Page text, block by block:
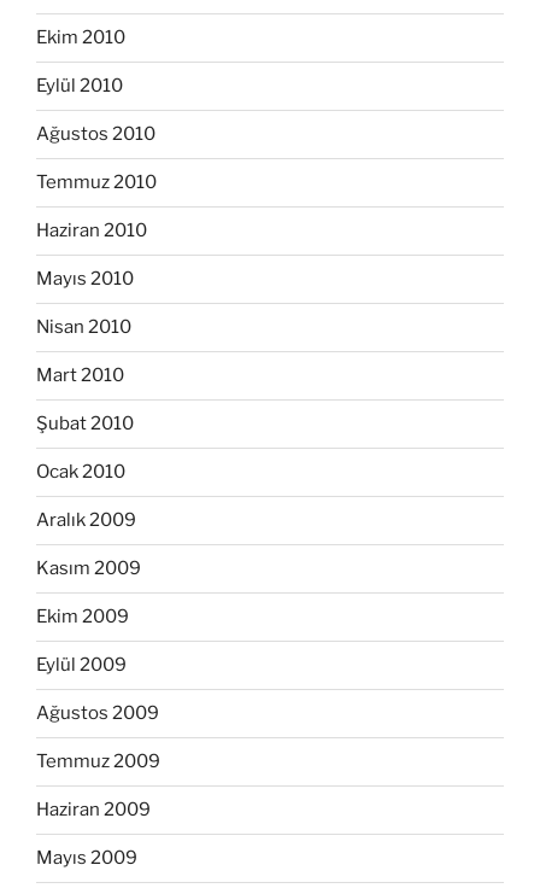
Ekim 2010
Eylül 2010
Ağustos 2010
Temmuz 2010
Haziran 2010
Mayıs 2010
Nisan 2010
Mart 2010
Şubat 2010
Ocak 2010
Aralık 2009
Kasım 2009
Ekim 2009
Eylül 2009
Ağustos 2009
Temmuz 2009
Haziran 2009
Mayıs 2009